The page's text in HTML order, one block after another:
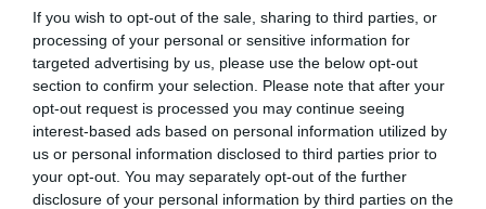
If you wish to opt-out of the sale, sharing to third parties, or
processing of your personal or sensitive information for
targeted advertising by us, please use the below opt-out
section to confirm your selection. Please note that after your
opt-out request is processed you may continue seeing
interest-based ads based on personal information utilized by
us or personal information disclosed to third parties prior to
your opt-out. You may separately opt-out of the further
disclosure of your personal information by third parties on the
Madonna di Campiglio, a circa 400 mt dalla funivia di Pr..."
Hotel Bertusi- Porretta Terme - via Mazzini, 105 (Bologna)
"Hotel Bertusi, un'accogliente struttura in stile Liberty, sorge nel
centro di Porretta Terme, a breve distanza dal Centr..."
Hotel Best Roma- Roma - Via Di Porta Maggiore, 51 (Roma)
"L’Hotel Best Roma vanta una posizione invidiabile tra il Colosseo e le
basiliche di San Giovanni in Laterano e Santa Mar..."